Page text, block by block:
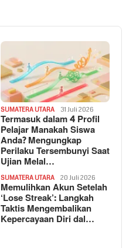
SUMATERA UTARA 31 Juli 2026
Termasuk dalam 4 Profil
Pelajar Manakah Siswa
Anda? Mengungkap
Perilaku Tersembunyi Saat
Ujian Melal…
SUMATERA UTARA 20 Juli 2026
Memulihkan Akun Setelah
‘Lose Streak’: Langkah
Taktis Mengembalikan
Kepercayaan Diri dal…